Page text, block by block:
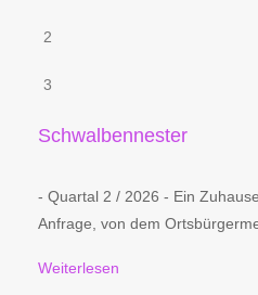
2
3
Schwalbennester
- Quartal 2 / 2026 - Ein
Anfrage, von dem
Weiterlesen